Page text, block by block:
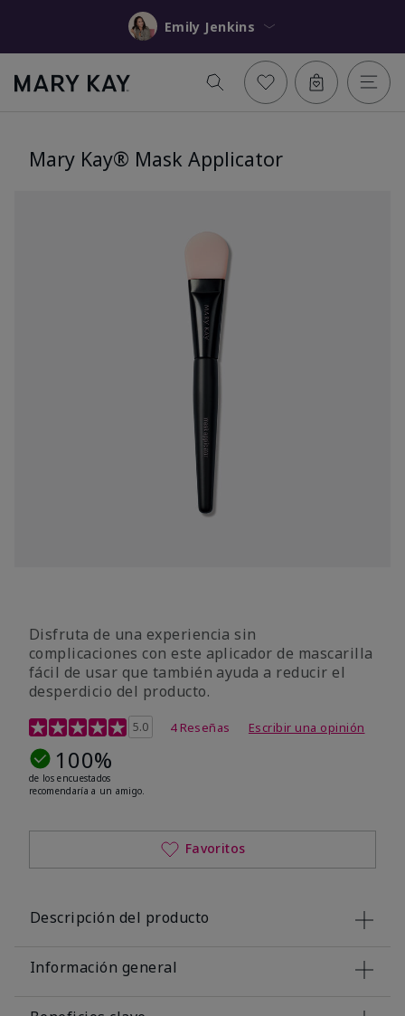
Emily Jenkins
Mary Kay® Mask Applicator
Disfruta de una experiencia sin
complicaciones con este aplicador de mascarilla
fácil de usar que también ayuda a reducir el
desperdicio del producto.
Calificación de clientes de 4 de 5
5.0 4 Reseñas Escribir una opinión
100%
de los encuestados
recomendaría a un amigo.
Favoritos
Descripción del producto
Información general